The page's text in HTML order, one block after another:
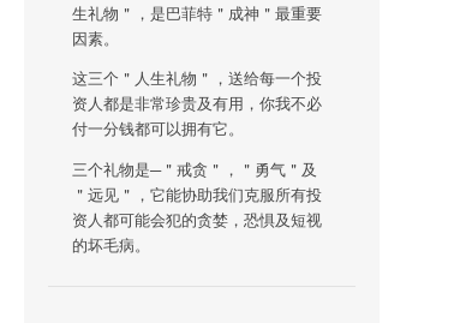
生礼物＂，是巴菲特＂成神＂最重要
因素。
这三个＂人生礼物＂，送给每一个投
资人都是非常珍贵及有用，你我不必
付一分钱都可以拥有它。
三个礼物是─＂戒贪＂，＂勇气＂及
＂远见＂，它能协助我们克服所有投
资人都可能会犯的贪婪，恐惧及短视
的坏毛病。